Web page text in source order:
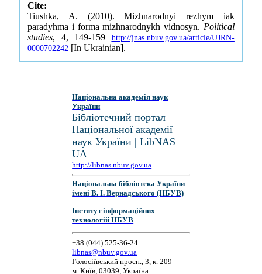
Cite:
Tiushka, A. (2010). Mizhnarodnyi rezhym iak
paradyhma i forma mizhnarodnykh vidnosyn. Political
studies, 4, 149-159 http://jnas.nbuv.gov.ua/article/UJRN-
0000702242 [In Ukrainian].
Національна академія наук
України
Бібліотечний портал
Національної академії
наук України | LibNAS
UA
http://libnas.nbuv.gov.ua
Національна бібліотека України
імені В. І. Вернадського (НБУВ)
Інститут інформаційних
технологій НБУВ
+38 (044) 525-36-24
libnas@nbuv.gov.ua
Голосіївський просп., 3, к. 209
м. Київ, 03039, Україна